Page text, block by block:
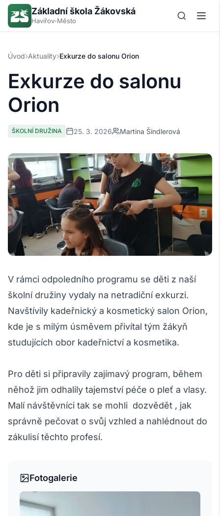
Základní škola Žákovská
Havířov-Město
Úvod›Aktuality›Exkurze do salonu Orion
Exkurze do salonu
Orion
ŠKOLNÍ DRUŽINA 25. 3. 2026 Martina Šindlerová
V rámci odpoledního programu se děti z naší
školní družiny vydaly na netradiční exkurzi.
Navštívily kadeřnický a kosmetický salon Orion,
kde je s milým úsměvem přivítal tým žákyň
studujících obor kadeřnictví a kosmetika.
Pro děti si připravily zajímavý program, během
něhož jim odhalily tajemství péče o pleť a vlasy.
Malí návštěvníci tak se mohli dozvědět , jak
správně pečovat o svůj vzhled a nahlédnout do
zákulisí těchto profesí.
Fotogalerie